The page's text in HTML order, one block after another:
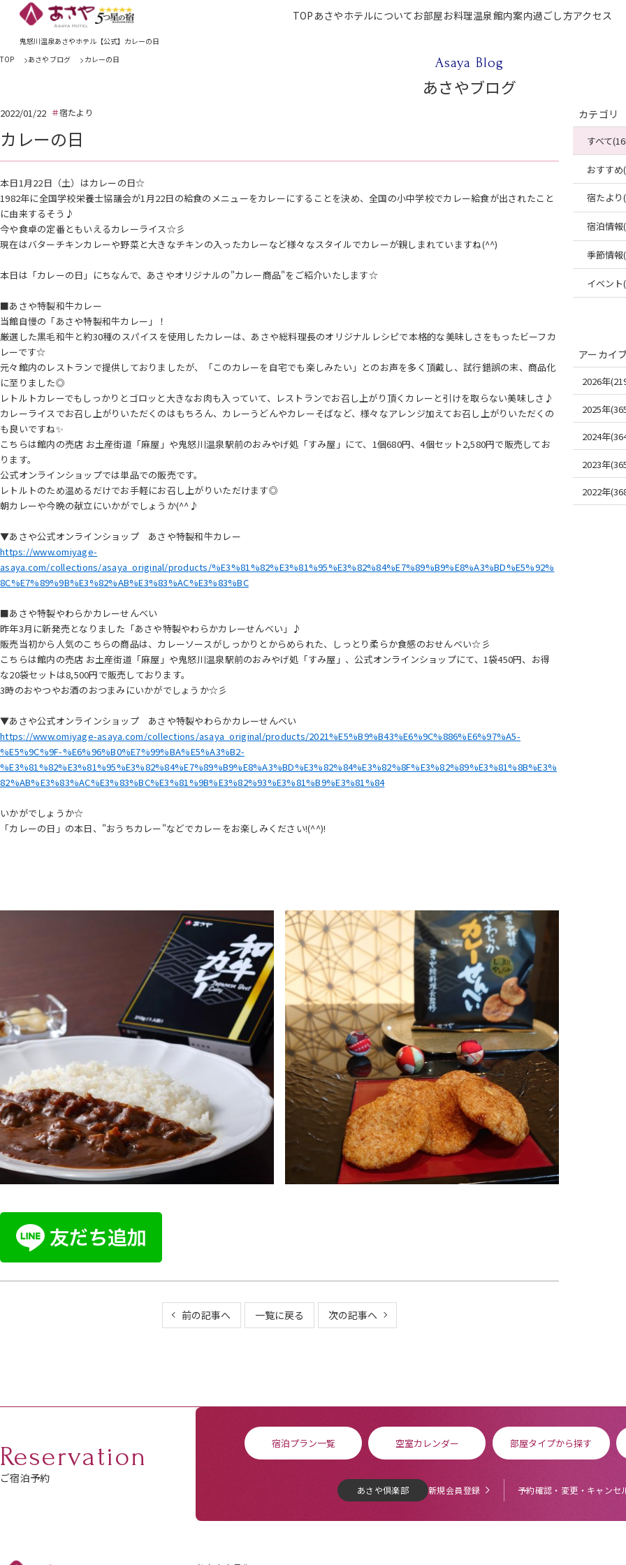
TOP あさやホテルについて お部屋お料理温泉館内案内過ごし方アクセス
鬼怒川温泉あさやホテル【公式】カレーの日
TOP あさやブログ カレーの日 Asaya Blog
あさやブログ
2022/01/22 宿たより
カレーの日
本日1月22日（土）はカレーの日☆
1982年に全国学校栄養士協議会が1月22日の給食のメニューをカレーにすることを決め、全国の小中学校でカレー給食が出されたこと
に由来するそう♪
今や食卓の定番ともいえるカレーライス☆彡
現在はバターチキンカレーや野菜と大きなチキンの入ったカレーなど様々なスタイルでカレーが親しまれていますね(^^)
本日は「カレーの日」にちなんで、あさやオリジナルの"カレー商品"をご紹介いたします☆
■あさや特製和牛カレー
当館自慢の「あさや特製和牛カレー」！
厳選した黒毛和牛と約30種のスパイスを使用したカレーは、あさや総料理長のオリジナルレシピで本格的な美味しさをもったビーフカ
レーです☆
元々館内のレストランで提供しておりましたが、「このカレーを自宅でも楽しみたい」とのお声を多く頂戴し、試行錯誤の末、商品化
に至りました◎
レトルトカレーでもしっかりとゴロッと大きなお肉も入っていて、レストランでお召し上がり頂くカレーと引けを取らない美味しさ♪
カレーライスでお召し上がりいただくのはもちろん、カレーうどんやカレーそばなど、様々なアレンジ加えてお召し上がりいただくの
も良いですね✨
こちらは館内の売店 お土産街道「麻屋」や鬼怒川温泉駅前のおみやげ処「すみ屋」にて、1個680円、4個セット2,580円で販売してお
ります。
公式オンラインショップでは単品での販売です。
レトルトのため温めるだけでお手軽にお召し上がりいただけます◎
朝カレーや今晩の献立にいかがでしょうか(^^♪
▼あさや公式オンラインショップ あさや特製和牛カレー
https://www.omiyage-
asaya.com/collections/asaya_original/products/%E3%81%82%E3%81%95%E3%82%84%E7%89%B9%E8%A3%BD%E5%92%
8C%E7%89%9B%E3%82%AB%E3%83%AC%E3%83%BC
■あさや特製やわらかカレーせんべい
昨年3月に新発売となりました「あさや特製やわらかカレーせんべい」♪
販売当初から人気のこちらの商品は、カレーソースがしっかりとからめられた、しっとり柔らか食感のおせんべい☆彡
こちらは館内の売店 お土産街道「麻屋」や鬼怒川温泉駅前のおみやげ処「すみ屋」、公式オンラインショップにて、1袋450円、お得
な20袋セットは8,500円で販売しております。
3時のおやつやお酒のおつまみにいかがでしょうか☆彡
▼あさや公式オンラインショップ あさや特製やわらかカレーせんべい
https://www.omiyage-asaya.com/collections/asaya_original/products/2021%E5%B9%B43%E6%9C%886%E6%97%A5-
%E5%9C%9F-%E6%96%B0%E7%99%BA%E5%A3%B2-
%E3%81%82%E3%81%95%E3%82%84%E7%89%B9%E8%A3%BD%E3%82%84%E3%82%8F%E3%82%89%E3%81%8B%E3%
82%AB%E3%83%AC%E3%83%BC%E3%81%9B%E3%82%93%E3%81%B9%E3%81%84
いかがでしょうか☆
「カレーの日」の本日、"おうちカレー"などでカレーをお楽しみください!(^^)!
前の記事へ 一覧に戻る 次の記事へ
カテゴリ
すべて
おすすめ
宿たより
宿泊情報
季節情報
イベント
アーカイ
2026年
2025年
2024年
2023年
2022年
Reservation
ご宿泊予約
宿泊プラン一覧 空室カレンダー 部屋タイプから探す
あさや倶楽部 新規会員登録 予約確認・変更・キャンセ